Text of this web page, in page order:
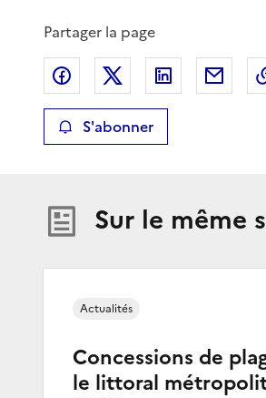
Partager la page
Partager sur Facebook
Partager sur X
Partager
S'abonner
Sur le même
Concessions de
le littoral
Actualités